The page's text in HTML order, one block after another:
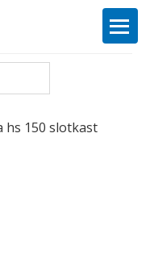
hs 150 slotkast